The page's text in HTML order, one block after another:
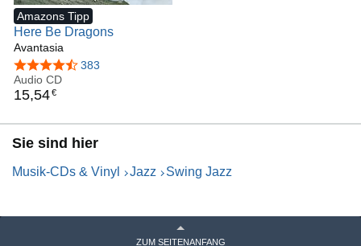
Amazons Tipp
Here Be Dragons
Avantasia
4,7 von 5 Sternen
383
Audio CD
15,54€
Sie sind hier
Musik-CDs & Vinyl Jazz Swing Jazz
ZUM SEITENANFANG